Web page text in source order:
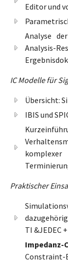
Editor und
Analyse
IC Modelle für
Übersicht:
IBIS und
Praktischer
TI &JEDEC
Impedanz-